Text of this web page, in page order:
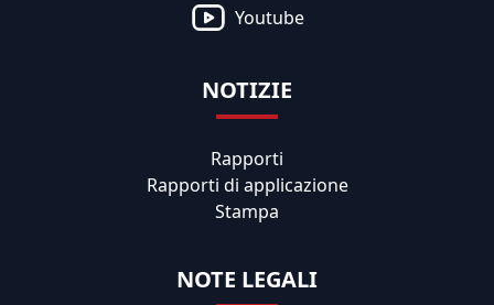
Youtube
NOTIZIE
Rapporti
Rapporti di applicazione
Stampa
NOTE LEGALI